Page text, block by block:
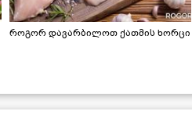
როგორ დავარბილოთ ქათმის ხორცი